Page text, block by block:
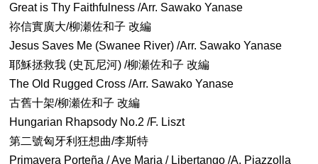
Great is Thy Faithfulness /Arr. Sawako Yanase
祢信實廣大/柳瀬佐和子 改編
Jesus Saves Me (Swanee River) /Arr. Sawako Yanase
耶穌拯救我 (史瓦尼河) /柳瀬佐和子 改編
The Old Rugged Cross /Arr. Sawako Yanase
古舊十架/柳瀬佐和子 改編
Hungarian Rhapsody No.2 /F. Liszt
第二號匈牙利狂想曲/李斯特
Primavera Porteña / Ave Maria / Libertango /A. Piazzolla